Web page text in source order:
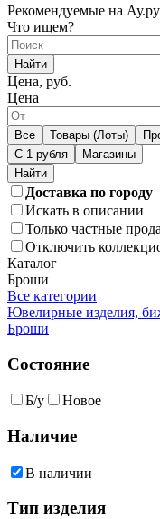
Рекомендуемые на Ау.ру
Что ищем?
Найти
Цена, руб.
Цена
Все Товары (Лоты)
С 1 рубля
Магазины
Доставка по городу
Искать в описании
Только частные
Отключить
Каталог
Броши
Все категории
Ювелирные изделия,
Броши
Состояние
Б/у Новое
Наличие
В наличии
Тип изделия